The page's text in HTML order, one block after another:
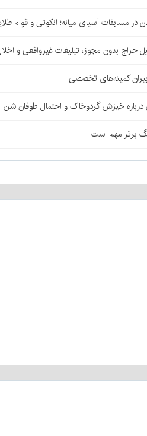
در مسابقات آسیای میانه؛ انکوتی و قوام
حراج بدون مجوز، تبليغات غیرواقعی و
کمیته‌های تخصصی
درباره خیزش گردوخاک و احتمال طوفان شن
برتر مهم است